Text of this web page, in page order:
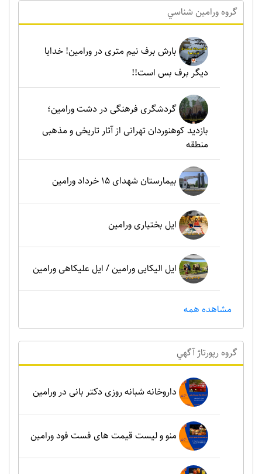
گروه ورامين شناسي
بارش برف نیم متری در ورامین! خدایا
دیگر برف بس است!!
گردشگری فرهنگی در دشت ورامین؛
بازدید کوهنوردان تهرانی از آثار تاریخی و مذهبی
منطقه
بیمارستان شهدای 15 خرداد ورامین
ایل بختیاری ورامین
ایل الیکایی ورامین / ایل علیکاهی ورامین
مشاهده همه
گروه رپورتاژ آگهي
داروخانه شبانه روزی دکتر بانی در ورامین
منو و لیست قیمت های فست فود ورامین